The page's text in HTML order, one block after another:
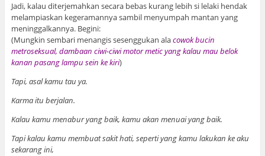
Jadi, kalau diterjemahkan secara bebas kurang lebih si lelaki hendak
melampiaskan kegeramannya sambil menyumpah mantan yang
meninggalkannya. Begini:
(Mungkin sembari menangis sesenggukan alacowok bucin
metroseksual, dambaan ciwi-ciwi motor metic yang kalau mau belok
kanan pasang lampu sein ke kiri)
Tapi, asal kamu tau ya.
Karma itu berjalan.
Kalau kamu menabur yang baik, kamu akan menuai yang baik.
Tapi kalau kamu membuat sakit hati, seperti yang kamu lakukan ke aku
sekarang ini,